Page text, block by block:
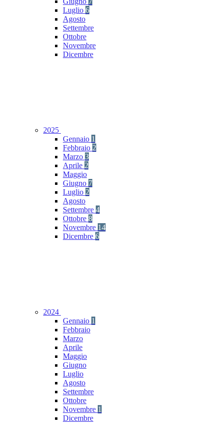
Luglio 6
Agosto
Settembre
Ottobre
Novembre
Dicembre
2025
Gennaio 1
Febbraio 2
Marzo 3
Aprile 2
Maggio
Giugno 7
Luglio 2
Agosto
Settembre 4
Ottobre 8
Novembre 14
Dicembre 6
2024
Gennaio 1
Febbraio
Marzo
Aprile
Maggio
Giugno
Luglio
Agosto
Settembre
Ottobre
Novembre 1
Dicembre